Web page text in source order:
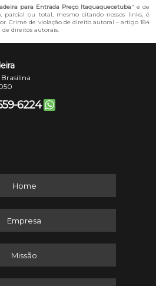
para Entrada Preço Itaquaquecetuba" é de
parcial ou total, mesmo citando nossos links, é
Crime de violação de direito autoral – artigo 184
de direitos autorais.
6224
Home
Empresa
Missão